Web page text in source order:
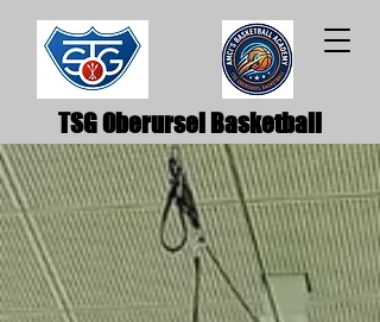
TSG Oberursel Basketball